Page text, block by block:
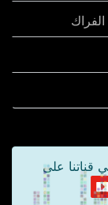
قناتنا على